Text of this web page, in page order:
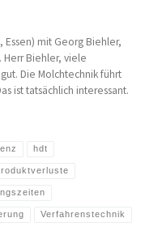
Essen) mit Georg Biehler,
Herr Biehler, viele
Die Molchtechnik führt
ist tatsächlich interessant.
hdt
Verfahrenstechnik